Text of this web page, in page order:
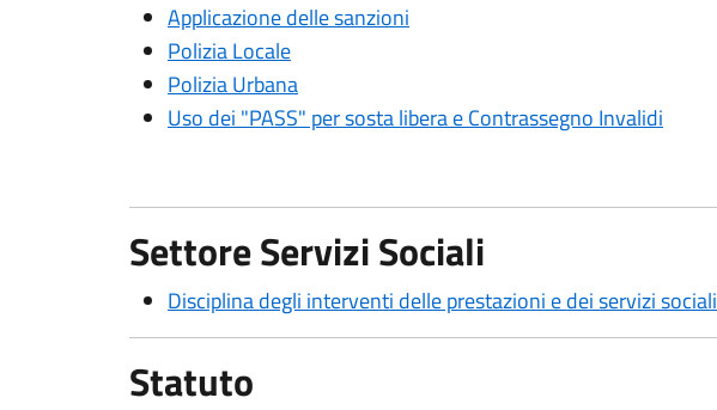
Applicazione delle sanzioni
Polizia Locale
Polizia Urbana
Uso dei "PASS" per sosta libera e Contrassegno Invalidi
Settore Servizi Sociali
Disciplina degli interventi delle prestazioni e dei servizi sociali
Statuto